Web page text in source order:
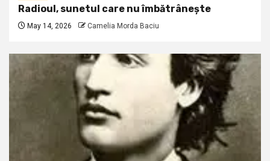
Radioul, sunetul care nu îmbătrânește
May 14, 2026 Camelia Morda Baciu